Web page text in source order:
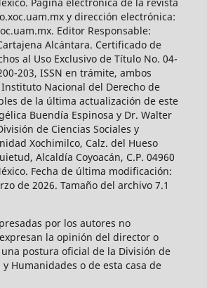
y dirección electrónica:
Editor Responsable:
Alcántara. Certificado de
al Uso Exclusivo de Título No. 04-
203, ISSN en trámite, ambos
Nacional del Derecho de
de la última actualización de este
Buendía Espinosa y Dr. Walter
de Ciencias Sociales y
Xochimilco, Calz. del Hueso
Alcaldía Coyoacán, C.P. 04960
Fecha de última modificación:
de 2026. Tamaño del archivo 7.1
por los autores no
la opinión del director o
postura oficial de la División de
y Humanidades o de esta casa de